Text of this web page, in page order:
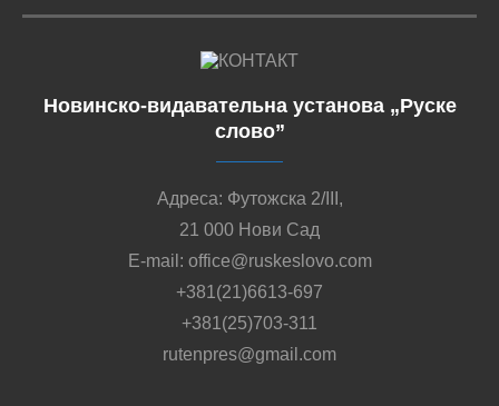
Новинско-видавательна установа „Руске
слово”
Адреса: Футожска 2/III,
21 000 Нови Сад
E-mail: office@ruskeslovo.com
+381(21)6613-697
+381(25)703-311
rutenpres@gmail.com